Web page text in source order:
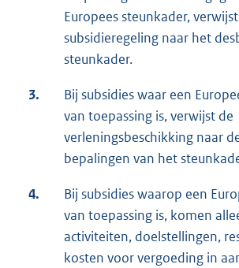
Europees steunkader,
subsidieregeling naar het
steunkader.
3.
Bij subsidies waar een
van toepassing is, verwijst de
verleningsbeschikking naar
bepalingen van het
4.
Bij subsidies waarop een
van toepassing is, komen
activiteiten, doelstellingen,
kosten voor vergoeding in